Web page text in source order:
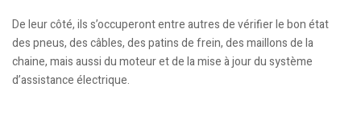
De leur côté, ils s’occuperont entre autres de vérifier le bon état
des pneus, des câbles, des patins de frein, des maillons de la
chaine, mais aussi du moteur et de la mise à jour du système
d’assistance électrique.